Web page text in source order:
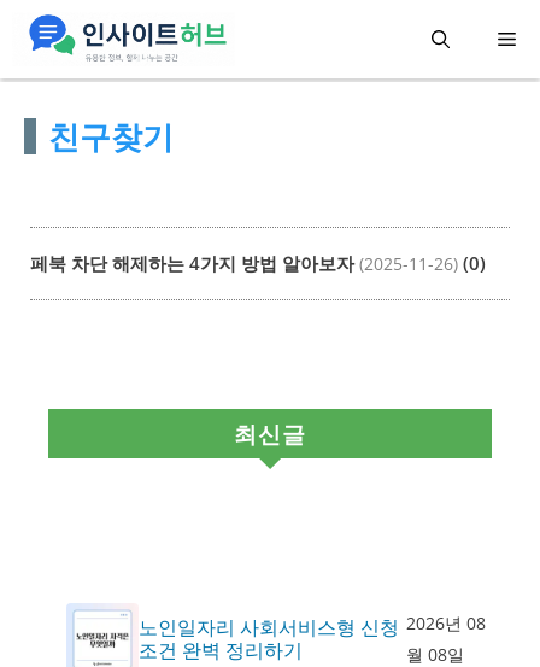
메
친구찾기
페북 차단 해제하는 4가지 방법 알아보자 (2025-11-26) (0)
최신글
노인일자리 사회서비스형 신청
조건 완벽 정리하기
2026년 08
월 08일